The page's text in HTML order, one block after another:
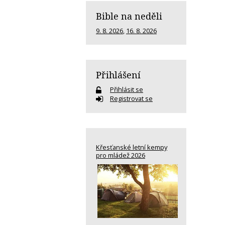
Bible na neděli
9. 8. 2026, 16. 8. 2026
Přihlášení
Přihlásit se
Registrovat se
Křesťanské letní kempy
pro mládež 2026